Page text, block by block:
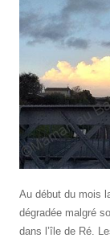
Au début du mois
dégradée malgré
dans l’île de Ré.